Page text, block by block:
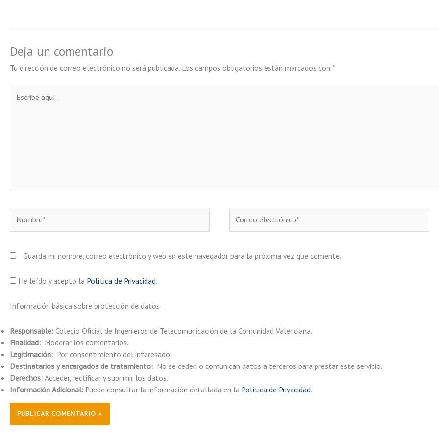
Deja un comentario
Tu dirección de correo electrónico no será publicada. Los campos obligatorios están marcados con *
aquí...
electrónico*
Guarda mi nombre, correo electrónico y web en este navegador para la próxima vez que comente.
He leído y acepto la Política de Privacidad.
Información básica sobre protección de datos
Responsable: Colegio Oficial de Ingenieros de Telecomunicación de la Comunidad Valenciana.
Finalidad: Moderar los comentarios.
Legitimación: Por consentimiento del interesado.
Destinatarios y encargados de tratamiento: No se ceden o comunican datos a terceros para prestar este servicio.
Derechos: Acceder, rectificar y suprimir los datos.
Información Adicional: Puede consultar la información detallada en la Política de Privacidad.